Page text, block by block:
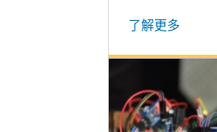
将赴美参加双
了在安娜堡的
了解更多